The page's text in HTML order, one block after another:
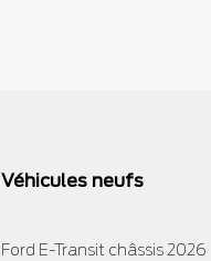
Véhicules neufs
Ford E-Transit châssis 2026